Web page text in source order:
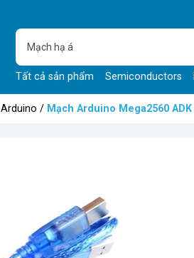
Tất cả sản phẩm Semiconductors
Arduino / Mạch Arduino Mega2560 ADK